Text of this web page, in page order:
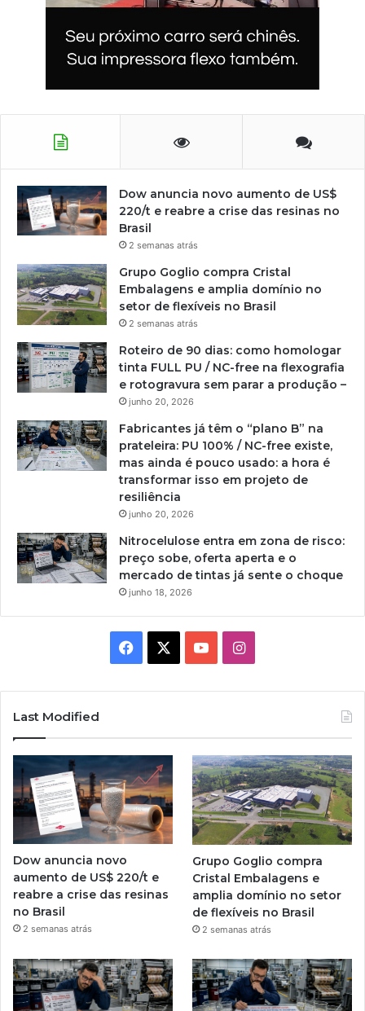
Dow anuncia novo aumento de US$
220/t e reabre a crise das resinas no
Brasil
2 semanas atrás
Grupo Goglio compra Cristal
Embalagens e amplia domínio no
setor de flexíveis no Brasil
2 semanas atrás
Roteiro de 90 dias: como homologar
tinta FULL PU / NC-free na flexografia
e rotogravura sem parar a produção –
junho 20, 2026
Fabricantes já têm o “plano B” na
prateleira: PU 100% / NC-free existe,
mas ainda é pouco usado: a hora é
transformar isso em projeto de
resiliência
junho 20, 2026
Nitrocelulose entra em zona de risco:
preço sobe, oferta aperta e o
mercado de tintas já sente o choque
junho 18, 2026
Facebook YouTubeInstagram
Last Modified
Dow anuncia novo
aumento de US$ 220/t e
reabre a crise das resinas
no Brasil
2 semanas atrás
Grupo Goglio compra
Cristal Embalagens e
amplia domínio no setor
de flexíveis no Brasil
2 semanas atrás